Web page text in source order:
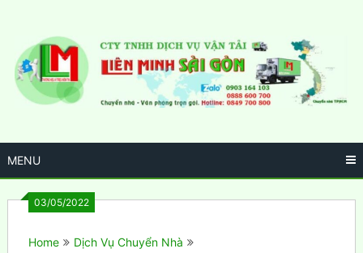
content
MENU
03/05/2022
Home
Dịch Vụ Chuyển Nhà